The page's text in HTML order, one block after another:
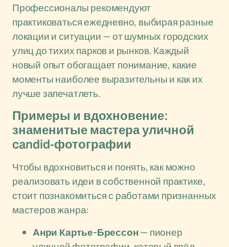
Профессионалы рекомендуют
практиковаться ежедневно, выбирая разные
локации и ситуации — от шумных городских
улиц до тихих парков и рынков. Каждый
новый опыт обогащает понимание, какие
моменты наиболее выразительны и как их
лучше запечатлеть.
Примеры и вдохновение:
знаменитые мастера уличной
candid-фотографии
Чтобы вдохновиться и понять, как можно
реализовать идеи в собственной практике,
стоит познакомиться с работами признанных
мастеров жанра:
Анри Картье-Брессон— пионер